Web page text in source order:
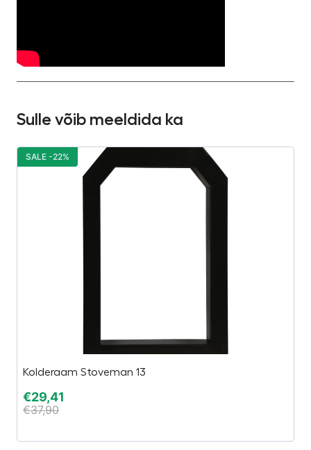
Sulle võib meeldida ka
Kolderaam Stoveman 13
€29,41
€37,90
SALE -22%